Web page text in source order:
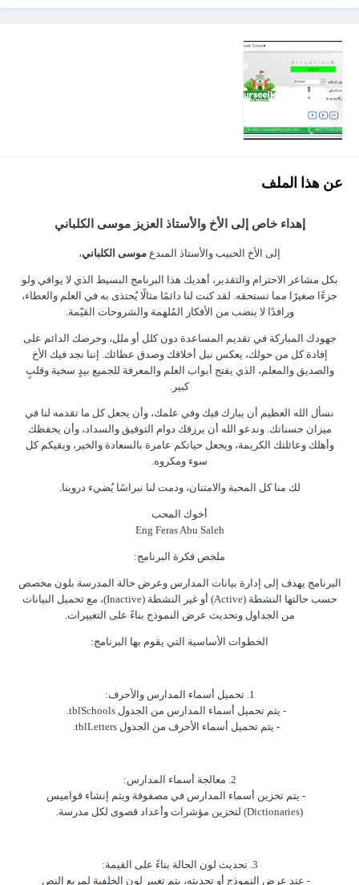
عن هذا الملف
إهداء خاص إلى الأخ والأستاذ العزيز موسى الكلباني
إلى الأخ الحبيب والأستاذ المبدع موسى الكلباني،
بكل مشاعر الاحترام والتقدير، أهديك هذا البرنامج البسيط الذي لا يوافي ولو
جزءًا صغيرًا مما تستحقه. لقد كنت لنا دائمًا مثالًا يُحتذى به في العلم والعطاء،
ورافدًا لا ينضب من الأفكار المُلهمة والشروحات القيّمة.
جهودك المباركة في تقديم المساعدة دون كلل أو ملل، وحرصك الدائم على
إفادة كل من حولك، يعكس نبل أخلاقك وصدق عطائك. إننا نجد فيك الأخ
والصديق والمعلم، الذي يفتح أبواب العلم والمعرفة للجميع بيدٍ سخية وقلبٍ
كبير.
نسأل الله العظيم أن يبارك فيك وفي علمك، وأن يجعل كل ما تقدمه لنا في
ميزان حسناتك. وندعو الله أن يرزقك دوام التوفيق والسداد، وأن يحفظك
وأهلك وعائلتك الكريمة، ويجعل حياتكم عامرة بالسعادة والخير، ويقيكم كل
سوء ومكروه.
لك منا كل المحبة والامتنان، ودمت لنا نبراسًا يُضيء دروبنا.
أخوك المحب
Eng Feras Abu Saleh
ملخص فكرة البرنامج:
البرنامج يهدف إلى إدارة بيانات المدارس وعرض حالة المدرسة بلون مخصص
حسب حالتها النشطة (Active) أو غير النشطة (Inactive)، مع تحميل البيانات
من الجداول وتحديث عرض النموذج بناءً على التغييرات.
الخطوات الأساسية التي يقوم بها البرنامج:
1. تحميل أسماء المدارس والأحرف:
- يتم تحميل أسماء المدارس من الجدول tblSchools.
- يتم تحميل أسماء الأحرف من الجدول tblLetters.
2. معالجة أسماء المدارس:
- يتم تخزين أسماء المدارس في مصفوفة ويتم إنشاء قواميس
(Dictionaries) لتخزين مؤشرات وأعداد قصوى لكل مدرسة.
3. تحديث لون الحالة بناءً على القيمة:
- عند عرض النموذج أو تحديثه، يتم تغيير لون الخلفية لمربع النص